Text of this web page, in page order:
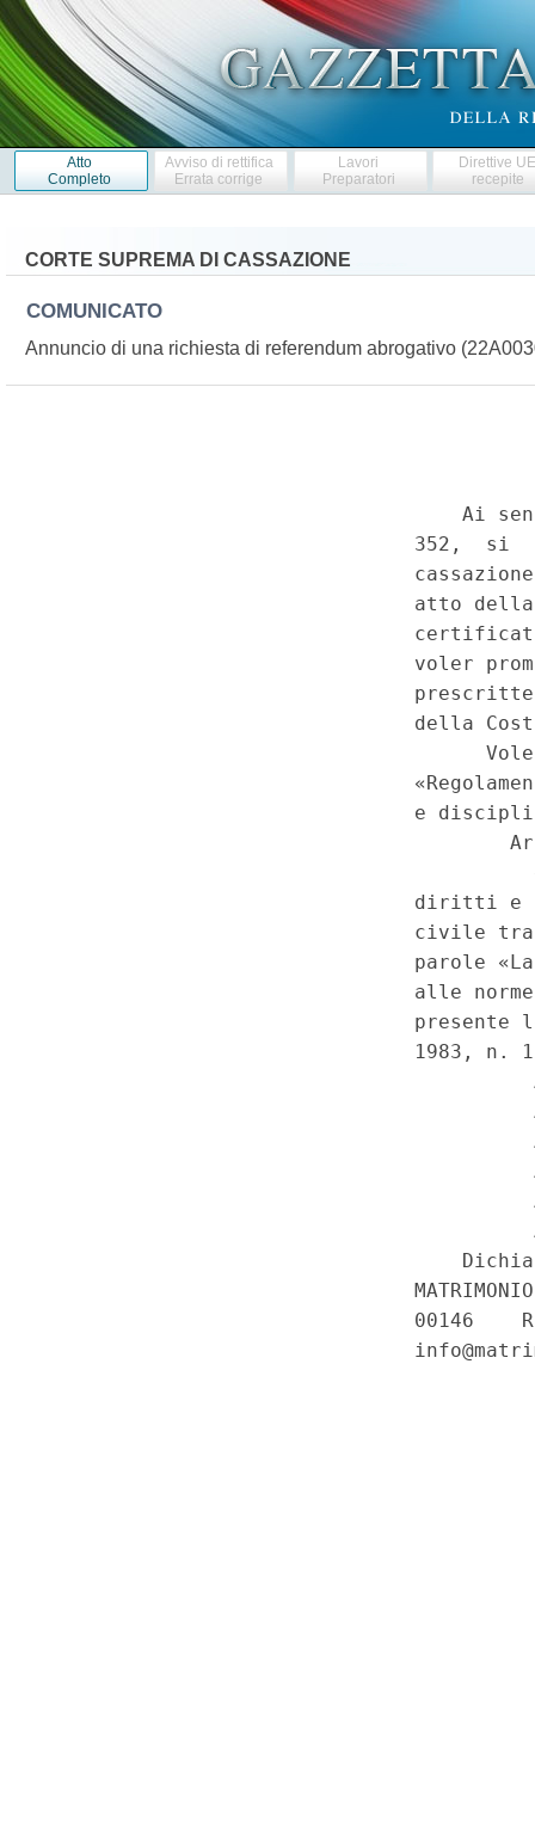
Atto
Completo
Avviso di rettifica
Errata corrige
Lavori
Preparatori
Direttive
recepite
CORTE SUPREMA DI CASSAZIONE
COMUNICATO
Annuncio di una richiesta di referendum abrogativo